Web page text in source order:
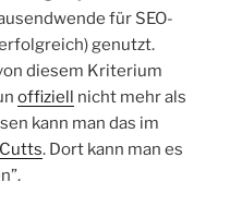
für SEO-
genutzt.
diesem Kriterium
offiziell nicht mehr als
kann man das im
. Dort kann man es